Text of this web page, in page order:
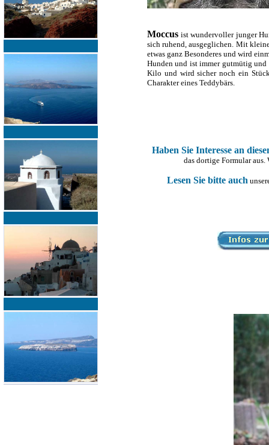
Moccus ist wundervoller junger
sich ruhend, ausgeglichen. Mit
etwas ganz Besonderes und wird
Hunden und ist immer gutmütig
Kilo und wird sicher noch ein
Charakter eines Teddybärs.
Haben Sie Interesse an
das dortige Formular
Lesen Sie bitte auch